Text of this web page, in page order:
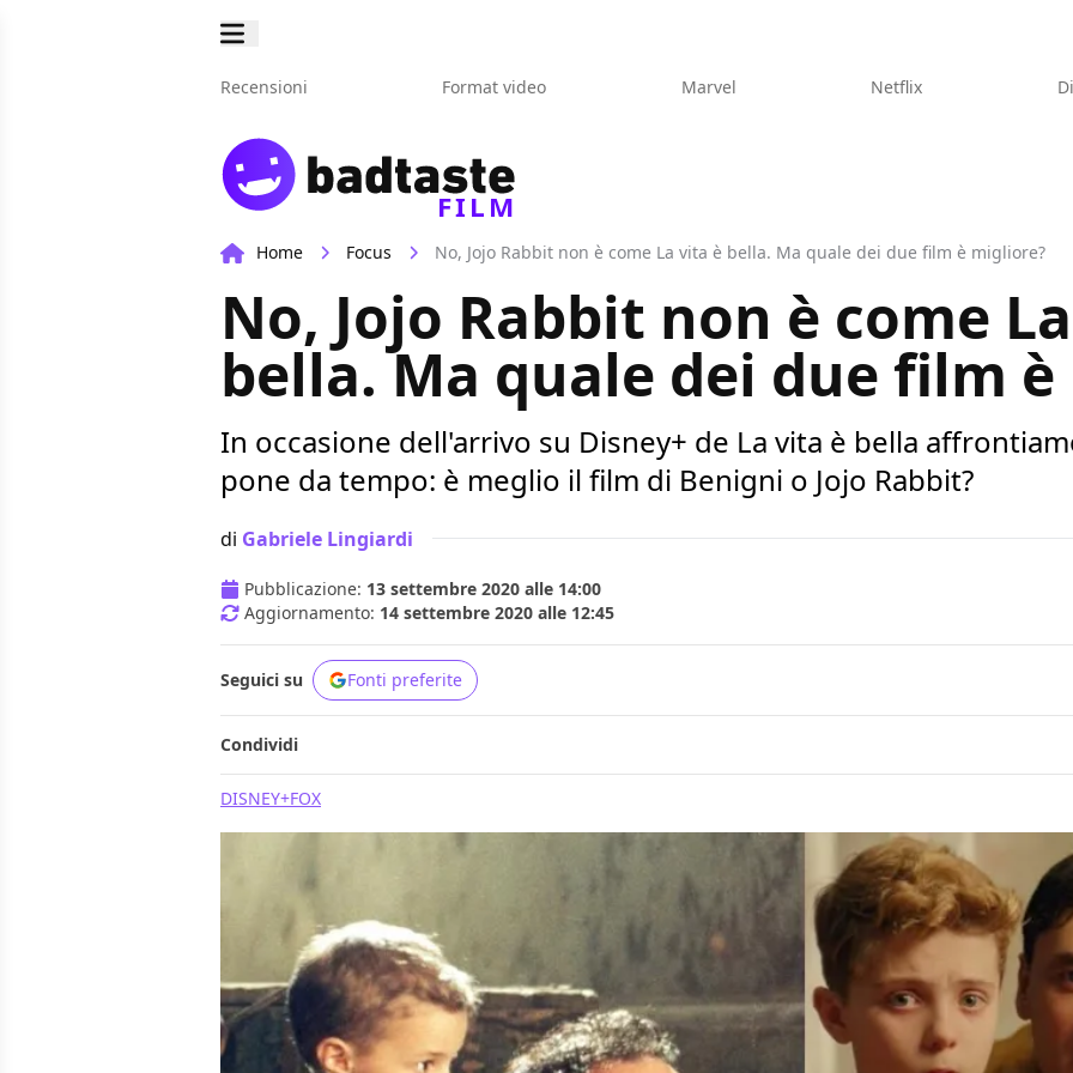
Recensioni Format video Marvel Netflix
FILM
Home Focus No, Jojo Rabbit non è come La vita è bella. Ma quale dei due film è migliore?
No, Jojo Rabbit non è come
bella. Ma quale dei due film
In occasione dell'arrivo su Disney+ de La vita è bella
pone da tempo: è meglio il film di Benigni o Jojo Rabbit?
di Gabriele Lingiardi
Pubblicazione: 13 settembre 2020 alle 14:00
Aggiornamento: 14 settembre 2020 alle 12:45
Seguici su Fonti preferite
Condividi
DISNEY+FOX